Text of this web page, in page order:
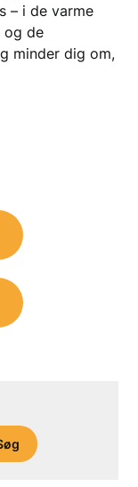
– i de varme
og de
minder dig om,